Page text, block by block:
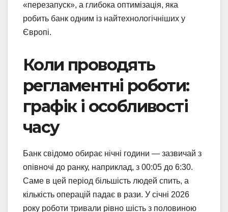
«перезапуск», а глибока оптимізація, яка
робить банк одним із найтехнологічніших у
Європі.
Коли проводять
регламентні роботи:
графік і особливості
часу
Банк свідомо обирає нічні години — зазвичай з
опівночі до ранку, наприклад, з 00:05 до 6:30.
Саме в цей період більшість людей спить, а
кількість операцій падає в рази. У січні 2026
року роботи тривали рівно шість з половиною